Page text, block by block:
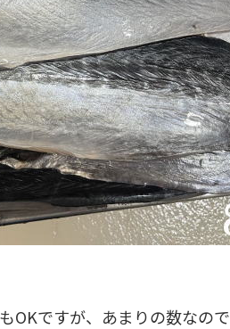
OKですが、あまりの数なので